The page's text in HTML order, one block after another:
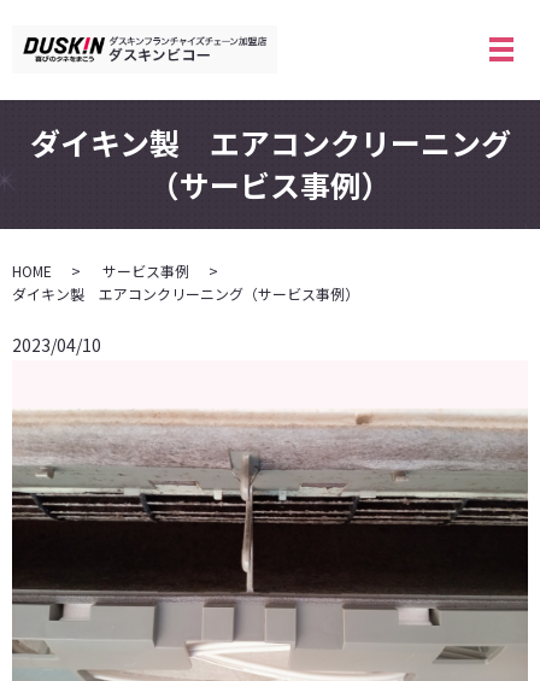
メ
ダイキン製 エアコンクリーニング
（サービス事例）
HOME
サービス事例
ダイキン製 エアコンクリーニング（サービス事例）
2023/04/10